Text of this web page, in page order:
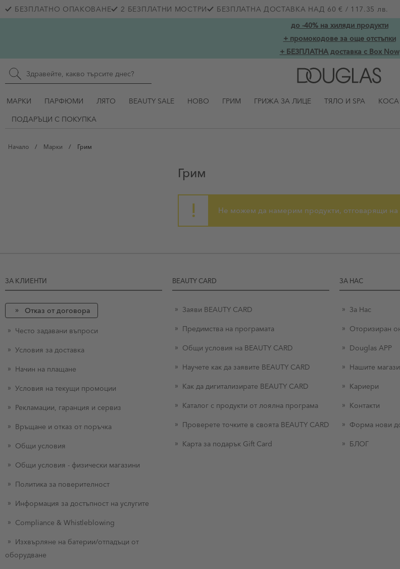
Прескачане към съдържанието
Skip to main content
БЕЗПЛАТНО ОПАКОВАНЕ 2 БЕЗПЛАТНИ МОСТРИ
БЕЗПЛАТНА ДОСТАВКА НАД 60 € / 117.35 лв.
до -40% на хиляди продукти
+ промокодове за още отстъпки
+ БЕЗПЛАТНА доставка с Box Now
Търсене в сайта
МАРКИ ПАРФЮМИ ЛЯТО BEAUTY SALE НОВО ГРИМ ГРИЖА ЗА ЛИЦЕ ТЯЛО И SPA КОСА
ПОДАРЪЦИ С ПОКУПКА
Начало / Марки / Грим
Грим
Не можем да намерим продукти, отговарящи на
ЗА КЛИЕНТИ
Отказ от договора
Често задавани въпроси
Условия за доставка
Начин на плащане
Условия на текущи промоции
Рекламации, гаранция и сервиз
Връщане и отказ от поръчка
Общи условия
Общи условия - физически магазини
Политика за поверителност
Информация за достъпност на услугите
Compliance & Whistleblowing
Изхвърляне на батерии/отпадъци от
оборудване
BEAUTY CARD
Заяви BEAUTY CARD
Предимства на програмата
Общи условия на BEAUTY CARD
Научете как да заявите BEAUTY CARD
Как да дигитализирате BEAUTY CARD
Каталог с продукти от лоялна програма
Проверете точките в своята BEAUTY CARD
Карта за подарък Gift Card
ЗА НАС
За Нас
Оторизиран
Douglas APP
Нашите
Кариери
Контакти
Форма нови
БЛОГ